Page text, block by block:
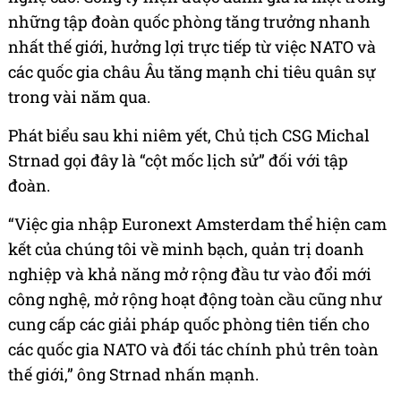
những tập đoàn quốc phòng tăng trưởng nhanh
nhất thế giới, hưởng lợi trực tiếp từ việc NATO và
các quốc gia châu Âu tăng mạnh chi tiêu quân sự
trong vài năm qua.
Phát biểu sau khi niêm yết, Chủ tịch CSG Michal
Strnad gọi đây là “cột mốc lịch sử” đối với tập
đoàn.
“Việc gia nhập Euronext Amsterdam thể hiện cam
kết của chúng tôi về minh bạch, quản trị doanh
nghiệp và khả năng mở rộng đầu tư vào đổi mới
công nghệ, mở rộng hoạt động toàn cầu cũng như
cung cấp các giải pháp quốc phòng tiên tiến cho
các quốc gia NATO và đối tác chính phủ trên toàn
thế giới,” ông Strnad nhấn mạnh.